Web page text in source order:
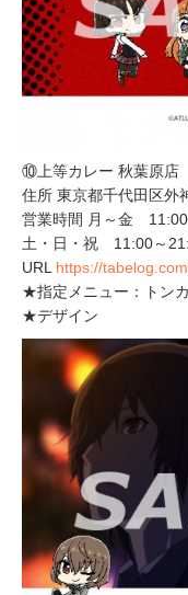
⑩上等カレー 秋葉原店
住所 東京都千代田区外
営業時間 月～金
土・日・祝 11:00～
URL https://
★指定メニュー：トン
★デザイン